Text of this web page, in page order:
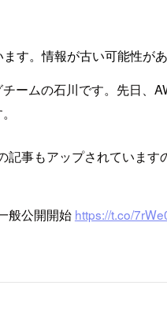
す。情報が古い可能性が
ームの石川です。先日、
記事もアップされていま
般公開開始 https://t.co/